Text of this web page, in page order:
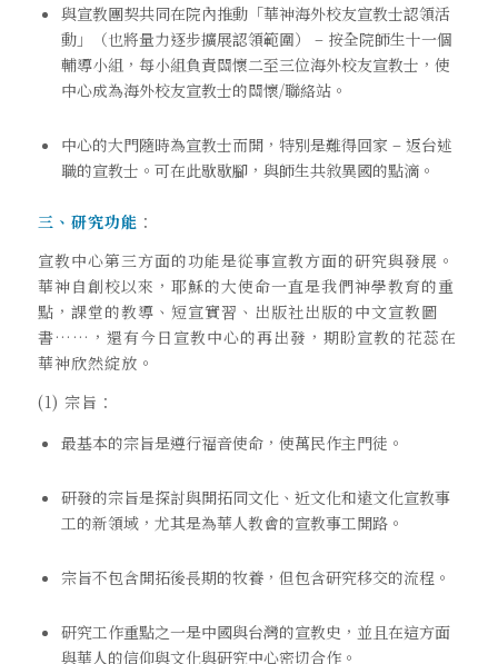
與宣教團契共同在院內推動「華神海外校友宣教士認領活
動」（也將量力逐步擴展認領範圍） – 按全院師生十一個
輔導小組，每小組負責關懷二至三位海外校友宣教士，使
中心成為海外校友宣教士的關懷/聯絡站。
中心的大門隨時為宣教士而開，特別是難得回家 – 返台述
職的宣教士。可在此歇歇腳，與師生共敘異國的點滴。
三、研究功能 ：
宣教中心第三方面的功能是從事宣教方面的研究與發展。
華神自創校以來，耶穌的大使命一直是我們神學教育的重
點，課堂的教導、短宣實習、出版社出版的中文宣教圖
書……，還有今日宣教中心的再出發，期盼宣教的花蕊在
華神欣然綻放。
(1) 宗旨：
最基本的宗旨是遵行福音使命，使萬民作主門徒。
研發的宗旨是探討與開拓同文化、近文化和遠文化宣教事
工的新領域，尤其是為華人教會的宣教事工開路。
宗旨不包含開拓後長期的牧養，但包含研究移交的流程。
研究工作重點之一是中國與台灣的宣教史，並且在這方面
與華人的信仰與文化與研究中心密切合作。